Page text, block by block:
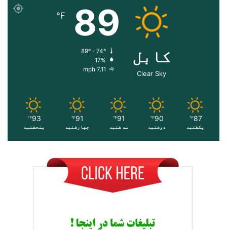
کابل
Clear Sky
89
℉
17%
7.11 mph
87
℉
یکشنبه
90
℉
دوشنبه
91
℉
سه شنبه
91
℉
چهارشنبه
93
℉
پنجشنبه